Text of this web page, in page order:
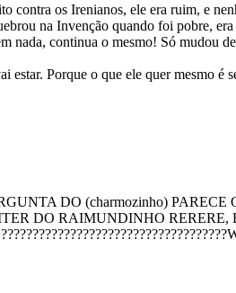
contra os Irenianos, ele era ruim, e
na Invenção quando foi pobre,
nada, continua o mesmo! Só mudou
estar. Porque o que ele quer mesmo
DO (charmozinho)
DO RAIMUNDINHO RERERE,